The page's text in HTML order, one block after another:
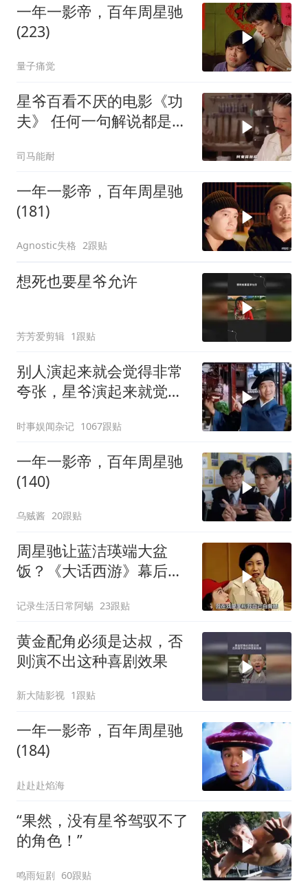
一年一影帝，百年周星驰
(223)
量子痛觉
星爷百看不厌的电影《功
夫》 任何一句解说都是对
司马能耐
一年一影帝，百年周星驰
(181)
Agnostic失格 2跟贴
想死也要星爷允许
芳芳爱剪辑 1跟贴
别人演起来就会觉得非常
夸张，星爷演起来就觉得
时事娱闻杂记 1067跟贴
一年一影帝，百年周星驰
(140)
乌贼酱 20跟贴
周星驰让蓝洁瑛端大盆
饭？《大话西游》幕后故
记录生活日常阿蜴 23跟贴
黄金配角必须是达叔，否
则演不出这种喜剧效果
新大陆影视 1跟贴
一年一影帝，百年周星驰
(184)
赴赴赴焰海
“果然，没有星爷驾驭不了
的角色！”
鸣雨短剧 60跟贴